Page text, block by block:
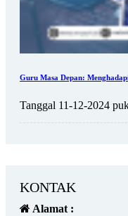
Guru Masa Depan:
Tanggal 11-12-2024
KONTAK
Alamat :